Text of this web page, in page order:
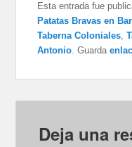
Esta entrada fue
Patatas Bravas en
Taberna Coloniales,
Antonio. Guarda
Deja una